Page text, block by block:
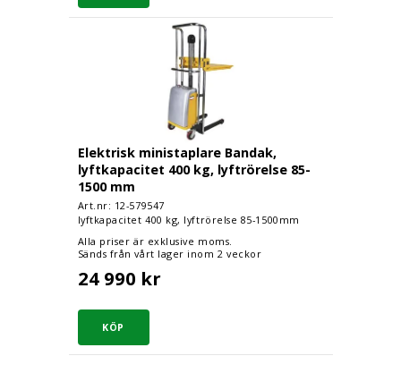
Elektrisk ministaplare Bandak,
Elektrisk ministaplare Bandak,
lyftkapacitet 400 kg, lyftrörelse 85-
1500 mm
Art.nr: 12-579547
lyftkapacitet 400 kg, lyftrörelse 85-1500mm
Alla priser är exklusive moms.
Sänds från vårt lager inom 2 veckor
24 990 kr